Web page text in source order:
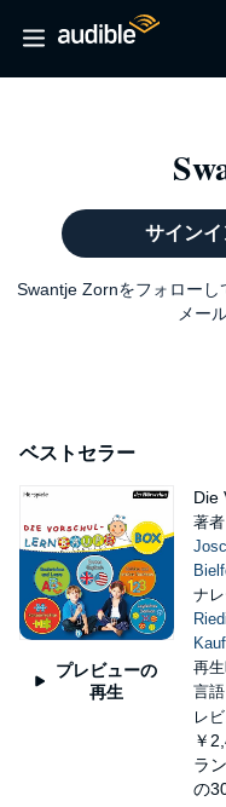
サイン
Swantje Zornをフォロー
メー
ベストセラー
プレビューの
再生
Die
著者
ナ
再
言
レ
￥
ラ
の